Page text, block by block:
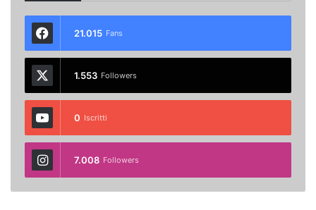
21.015 Fans
1.553 Followers
0 Iscritti
7.008 Followers